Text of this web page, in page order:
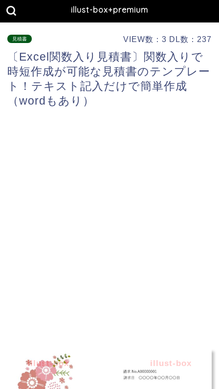
illust-box+premium
見積書 VIEW数：3 DL数：237
〔Excel関数入り見積書〕関数入りで
時短作成が可能な見積書のテンプレー
ト！テキスト記入だけで簡単作成
（wordもあり）
illust-box illust-box